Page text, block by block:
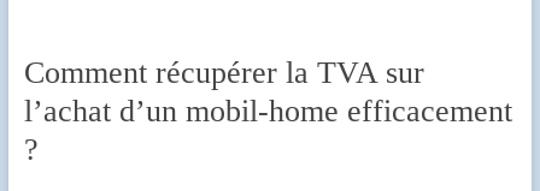
Comment récupérer la TVA sur
l’achat d’un mobil-home efficacement
?